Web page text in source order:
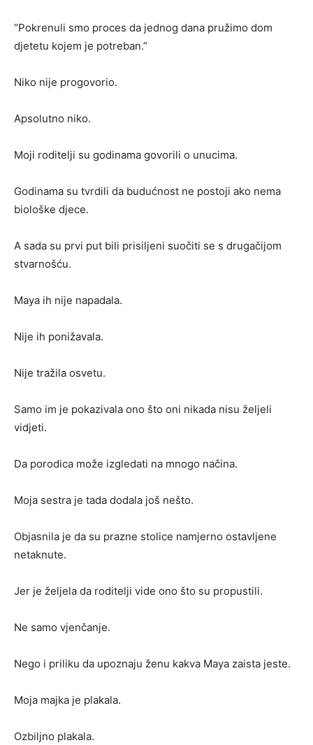
“Pokrenuli smo proces da jednog dana pružimo dom
djetetu kojem je potreban.”
Niko nije progovorio.
Apsolutno niko.
Moji roditelji su godinama govorili o unucima.
Godinama su tvrdili da budućnost ne postoji ako nema
biološke djece.
A sada su prvi put bili prisiljeni suočiti se s drugačijom
stvarnošću.
Maya ih nije napadala.
Nije ih ponižavala.
Nije tražila osvetu.
Samo im je pokazivala ono što oni nikada nisu željeli
vidjeti.
Da porodica može izgledati na mnogo načina.
Moja sestra je tada dodala još nešto.
Objasnila je da su prazne stolice namjerno ostavljene
netaknute.
Jer je željela da roditelji vide ono što su propustili.
Ne samo vjenčanje.
Nego i priliku da upoznaju ženu kakva Maya zaista jeste.
Moja majka je plakala.
Ozbiljno plakala.